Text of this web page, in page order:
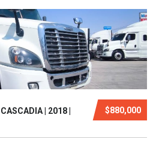
$880,000
| 2018 |